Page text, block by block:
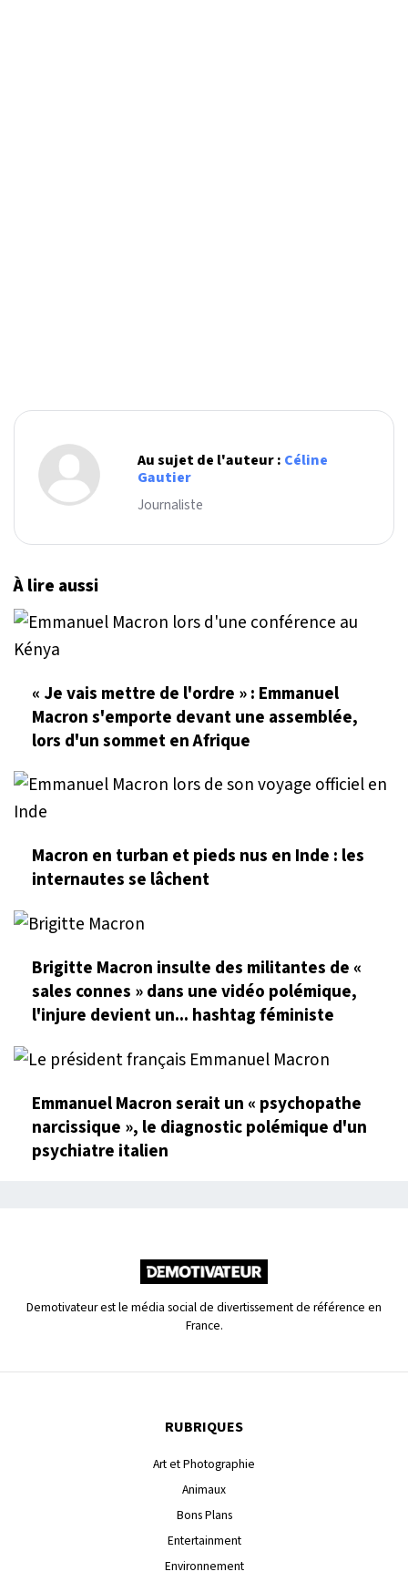
Au sujet de l'auteur : Céline
Gautier
Journaliste
À lire aussi
« Je vais mettre de l'ordre » : Emmanuel
Macron s'emporte devant une assemblée,
lors d'un sommet en Afrique
Macron en turban et pieds nus en Inde : les
internautes se lâchent
Brigitte Macron insulte des militantes de «
sales connes » dans une vidéo polémique,
l'injure devient un... hashtag féministe
Emmanuel Macron serait un « psychopathe
narcissique », le diagnostic polémique d'un
psychiatre italien
Demotivateur est le média social de divertissement de référence en
France.
RUBRIQUES
Art et Photographie
Animaux
Bons Plans
Entertainment
Environnement